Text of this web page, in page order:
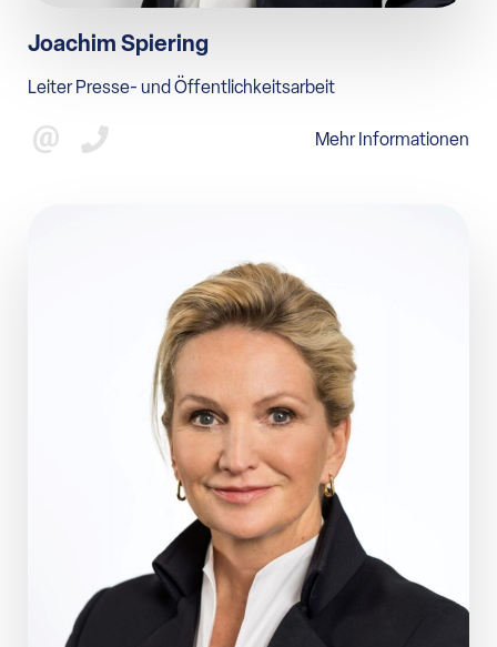
Joachim Spiering
Leiter Presse- und Öffentlichkeitsarbeit
Mehr Informationen